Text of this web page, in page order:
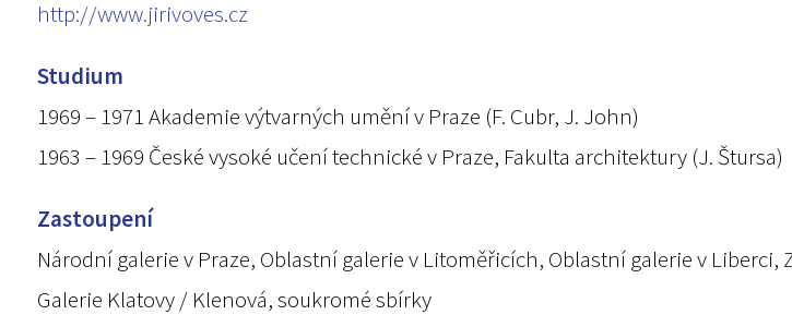
http://www.jirivoves.cz
Studium
1969 – 1971 Akademie výtvarných umění v Praze (F. Cubr, J. John)
1963 – 1969 České vysoké učení technické v Praze, Fakulta architektury (J. Štursa)
Zastoupení
Národní galerie v Praze, Oblastní galerie v Litoměřicích, Oblastní galerie v
Galerie Klatovy / Klenová, soukromé sbírky